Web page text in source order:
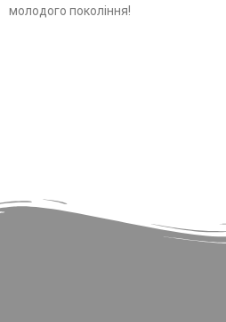
молодого покоління!